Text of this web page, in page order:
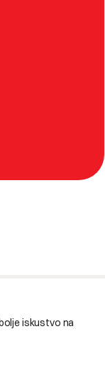
iskustvo na